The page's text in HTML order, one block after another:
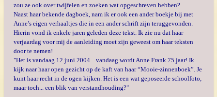
zou ze ook over twijfelen en zoeken wat opgeschreven hebben?
Naast haar bekende dagboek, nam ik er ook een ander boekje bij met
Anne’s eigen verhaaltjes die in een ander schrift zijn teruggevonden.
Hierin vond ik enkele jaren geleden deze tekst. Ik zie nu dat haar
verjaardag voor mij de aanleiding moet zijn geweest om haar teksten
door te nemen!
"Het is vandaag 12 juni 2004... vandaag wordt Anne Frank 75 jaar! Ik
kijk naar haar open gezicht op de kaft van haar “Mooie-zinnenboek”. Je
kunt haar recht in de ogen kijken. Het is een wat geposeerde schoolfoto,
maar toch... een blik van verstandhouding?"